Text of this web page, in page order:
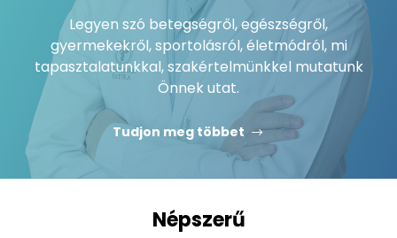
Legyen szó betegségről, egészségről,
gyermekekről, sportolásról, életmódról, mi
tapasztalatunkkal, szakértelmünkkel mutatunk
Önnek utat.
Tudjon meg többet
Népszerű